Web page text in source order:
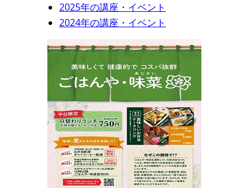
2025年の講座・イベント
2024年の講座・イベント